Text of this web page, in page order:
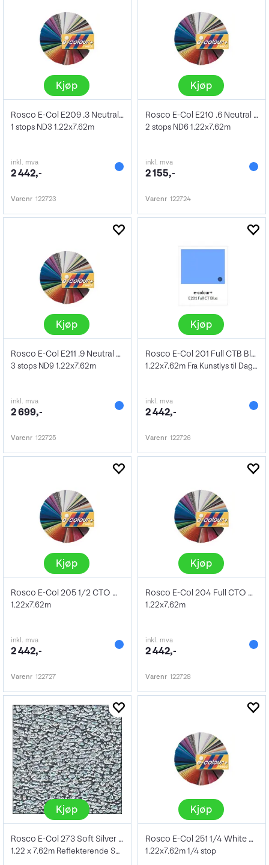
Kjøp
Rosco E-Col E209 .3 Neutral Density
1 stops ND3 1.22x7.62m
inkl. mva
2 442,-
Varenr 122723
Kjøp
Rosco E-Col E210 .6 Neutral Density
2 stops ND6 1.22x7.62m
inkl. mva
2 155,-
Varenr 122724
Kjøp
Rosco E-Col E211 .9 Neutral Density
3 stops ND9 1.22x7.62m
inkl. mva
2 699,-
Varenr 122725
Kjøp
Rosco E-Col 201 Full CTB Blue
1.22x7.62m Fra Kunstlys til Dagslys
inkl. mva
2 442,-
Varenr 122726
Kjøp
Rosco E-Col 205 1/2 CTO Orange
1.22x7.62m
inkl. mva
2 442,-
Varenr 122727
Kjøp
Rosco E-Col 204 Full CTO Orange
1.22x7.62m
inkl. mva
2 442,-
Varenr 122728
Kjøp
Rosco E-Col 273 Soft Silver Rull
1.22 x 7.62m Reflekterende Sølv
Kjøp
Rosco E-Col 251 1/4 White diffusion F1 R
1.22x7.62m 1/4 stop